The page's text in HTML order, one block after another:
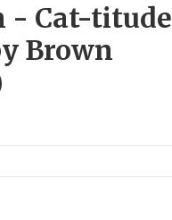
- Cat-titude
Brown